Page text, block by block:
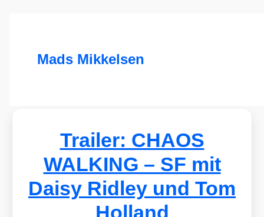
Mads Mikkelsen
Trailer: CHAOS
WALKING – SF mit
Daisy Ridley und Tom
Holland